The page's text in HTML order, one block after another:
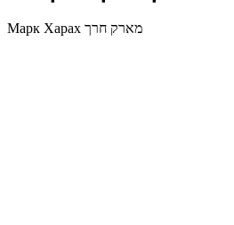
Марк Харах מארק חרך